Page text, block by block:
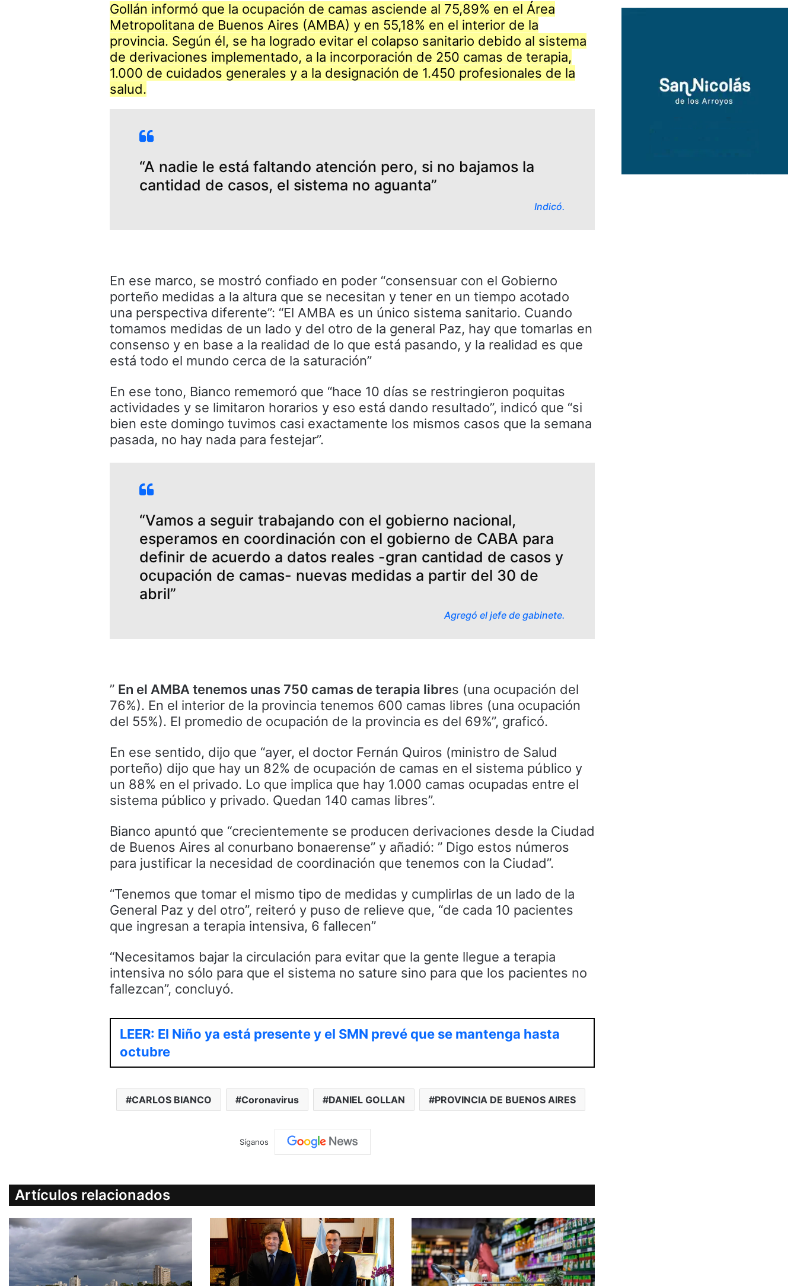
Gollán informó que la ocupación de camas asciende al 75,89% en el Área
Metropolitana de Buenos Aires (AMBA) y en 55,18% en el interior de la
provincia. Según él, se ha logrado evitar el colapso sanitario debido al sistema
de derivaciones implementado, a la incorporación de 250 camas de terapia,
1.000 de cuidados generales y a la designación de 1.450 profesionales de la
salud.
“A nadie le está faltando atención pero, si no bajamos la
cantidad de casos, el sistema no aguanta”
Indicó.
En ese marco, se mostró confiado en poder “consensuar con el Gobierno
porteño medidas a la altura que se necesitan y tener en un tiempo acotado
una perspectiva diferente”: “El AMBA es un único sistema sanitario. Cuando
tomamos medidas de un lado y del otro de la general Paz, hay que tomarlas en
consenso y en base a la realidad de lo que está pasando, y la realidad es que
está todo el mundo cerca de la saturación”
En ese tono, Bianco rememoró que “hace 10 días se restringieron poquitas
actividades y se limitaron horarios y eso está dando resultado”, indicó que “si
bien este domingo tuvimos casi exactamente los mismos casos que la semana
pasada, no hay nada para festejar”.
“Vamos a seguir trabajando con el gobierno nacional,
esperamos en coordinación con el gobierno de CABA para
definir de acuerdo a datos reales -gran cantidad de casos y
ocupación de camas- nuevas medidas a partir del 30 de
abril”
Agregó el jefe de gabinete.
” En el AMBA tenemos unas 750 camas de terapia libres (una ocupación del
76%). En el interior de la provincia tenemos 600 camas libres (una ocupación
del 55%). El promedio de ocupación de la provincia es del 69%”, graficó.
En ese sentido, dijo que “ayer, el doctor Fernán Quiros (ministro de Salud
porteño) dijo que hay un 82% de ocupación de camas en el sistema público y
un 88% en el privado. Lo que implica que hay 1.000 camas ocupadas entre el
sistema público y privado. Quedan 140 camas libres”.
Bianco apuntó que “crecientemente se producen derivaciones desde la Ciudad
de Buenos Aires al conurbano bonaerense” y añadió: ” Digo estos números
para justificar la necesidad de coordinación que tenemos con la Ciudad”.
“Tenemos que tomar el mismo tipo de medidas y cumplirlas de un lado de la
General Paz y del otro”, reiteró y puso de relieve que, “de cada 10 pacientes
que ingresan a terapia intensiva, 6 fallecen”
“Necesitamos bajar la circulación para evitar que la gente llegue a terapia
intensiva no sólo para que el sistema no sature sino para que los pacientes no
fallezcan”, concluyó.
LEER: El Niño ya está presente y el SMN prevé que se mantenga hasta
octubre
CARLOS BIANCO Coronavirus DANIEL GOLLAN PROVINCIA DE BUENOS AIRES
Síganos
Artículos relacionados